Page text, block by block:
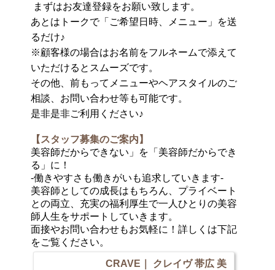
まずはお友達登録をお願い致します。
あとはトークで「ご希望日時、メニュー」を送
るだけ♪
※顧客様の場合はお名前をフルネームで添えて
いただけるとスムーズです。
その他、前もってメニューやヘアスタイルのご
相談、お問い合わせ等も可能です。
是非是非ご利用ください♪
【スタッフ募集のご案内】
美容師だからできない」を「美容師だからでき
る」に！
-働きやすさも働きがいも追求していきます-
美容師としての成長はもちろん、プライベート
との両立、充実の福利厚生で一人ひとりの美容
師人生をサポートしていきます。
面接やお問い合わせもお気軽に！詳しくは下記
をご覧ください。
CRAVE｜ クレイヴ 帯広 美